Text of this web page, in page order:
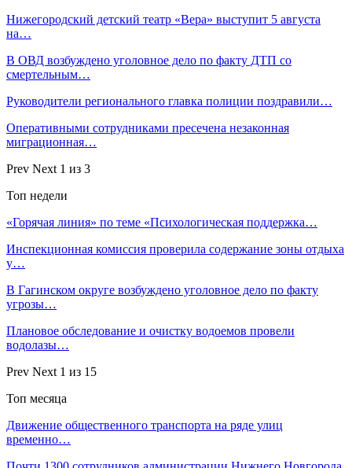
Нижегородский детский театр «Вера» выступит 5 августа
на…
В ОВД возбуждено уголовное дело по факту ДТП со
смертельным…
Руководители регионального главка полиции поздравили…
Оперативными сотрудниками пресечена незаконная
миграционная…
Prev Next 1 из 3
Топ недели
«Горячая линия» по теме «Психологическая поддержка…
Инспекционная комиссия проверила содержание зоны отдыха
у…
В Гагинском округе возбуждено уголовное дело по факту
угрозы…
Плановое обследование и очистку водоемов провели
водолазы…
Prev Next 1 из 15
Топ месяца
Движение общественного транспорта на ряде улиц
временно…